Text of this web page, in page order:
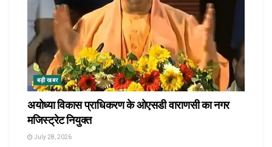
बड़ी खबर
अयोध्या विकास प्राधिकरण के ओएसडी वाराणसी का नगर
मजिस्ट्रेट नियुक्त
July 28, 2026